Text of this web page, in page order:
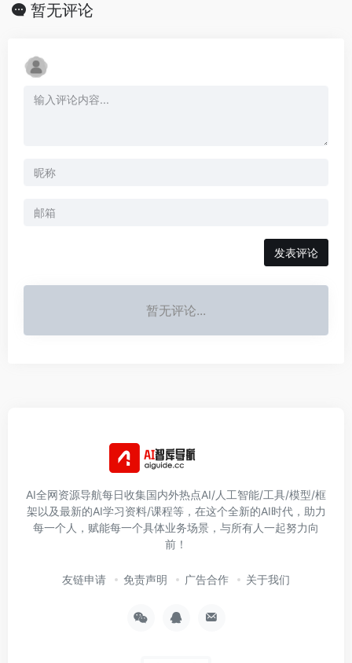
暂无评论
发表评论
暂无评论...
AI全网资源导航每日收集国内外热点AI/人工智能/工具/模型/框
架以及最新的AI学习资料/课程等，在这个全新的AI时代，助力
每一个人，赋能每一个具体业务场景，与所有人一起努力向
前！
友链申请 免责声明 广告合作 关于我们